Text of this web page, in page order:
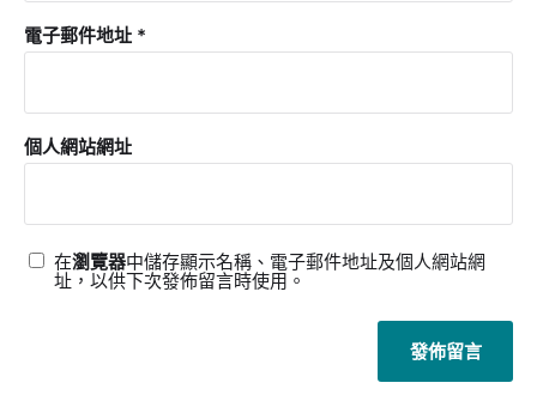
電子郵件地址 *
個人網站網址
在瀏覽器中儲存顯示名稱、電子郵件地址及個人網站網
址，以供下次發佈留言時使用。